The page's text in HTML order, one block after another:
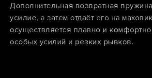
Дополнительная возвратная
усилие, а затем отдаёт его на
осуществляется плавно и
особых усилий и резких рывков.